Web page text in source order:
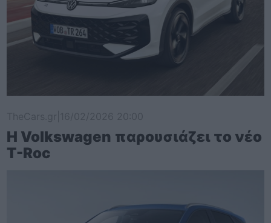
Η Volkswagen παρουσιάζει το νέο
T-Roc